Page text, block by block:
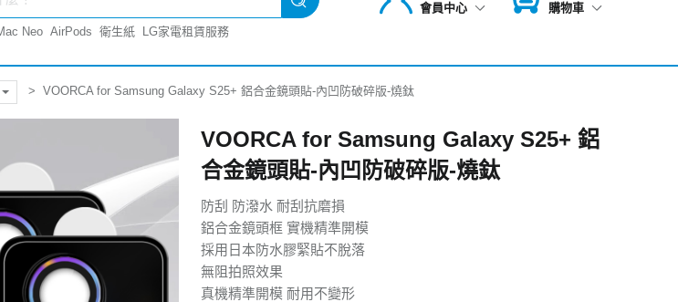
會員中心
購物車
Neo AirPods 衛生紙 LG家電租賃服務
VOORCA for Samsung Galaxy S25+ 鋁合金鏡頭貼-內凹防破碎版-燒鈦
VOORCA for Samsung Galaxy S25+ 鋁
合金鏡頭貼-內凹防破碎版-燒鈦
防刮 防潑水 耐刮抗磨損
鋁合金鏡頭框 實機精準開模
採用日本防水膠緊貼不脫落
無阻拍照效果
真機精準開模 耐用不變形